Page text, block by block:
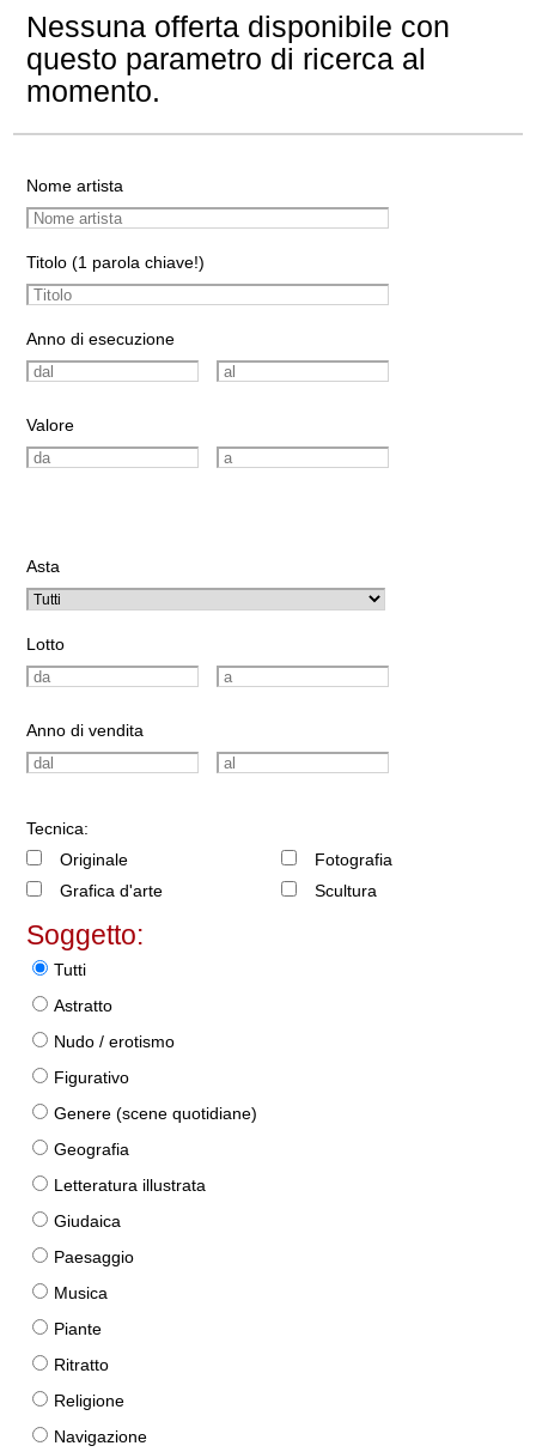
Nessuna offerta disponibile con
questo parametro di ricerca al
momento.
Nome artista
Titolo (1 parola chiave!)
Anno di esecuzione
Valore
Asta
Lotto
Anno di vendita
Tecnica:
Originale
Grafica d'arte
Fotografia
Scultura
Soggetto:
Tutti
Astratto
Nudo / erotismo
Figurativo
Genere (scene quotidiane)
Geografia
Letteratura illustrata
Giudaica
Paesaggio
Musica
Piante
Ritratto
Religione
Navigazione